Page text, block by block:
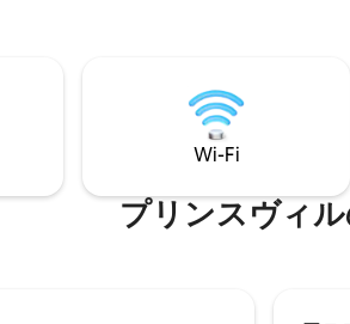
寝室は2つのツ
ッドにするこ
備充実、洗濯
ースに隣接しています
級ホテル「ザ・ワン」
ます。プリンスビルか
ハイダウェイ、ハナレ
セスできます
Wi-Fi
プリンスヴィ